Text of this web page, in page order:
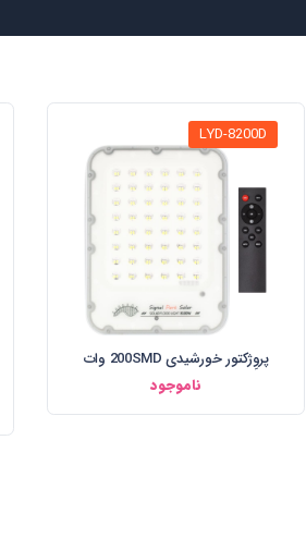
LYD-8200D
پروِژکتور خورشیدی 200SMD وات
ناموجود